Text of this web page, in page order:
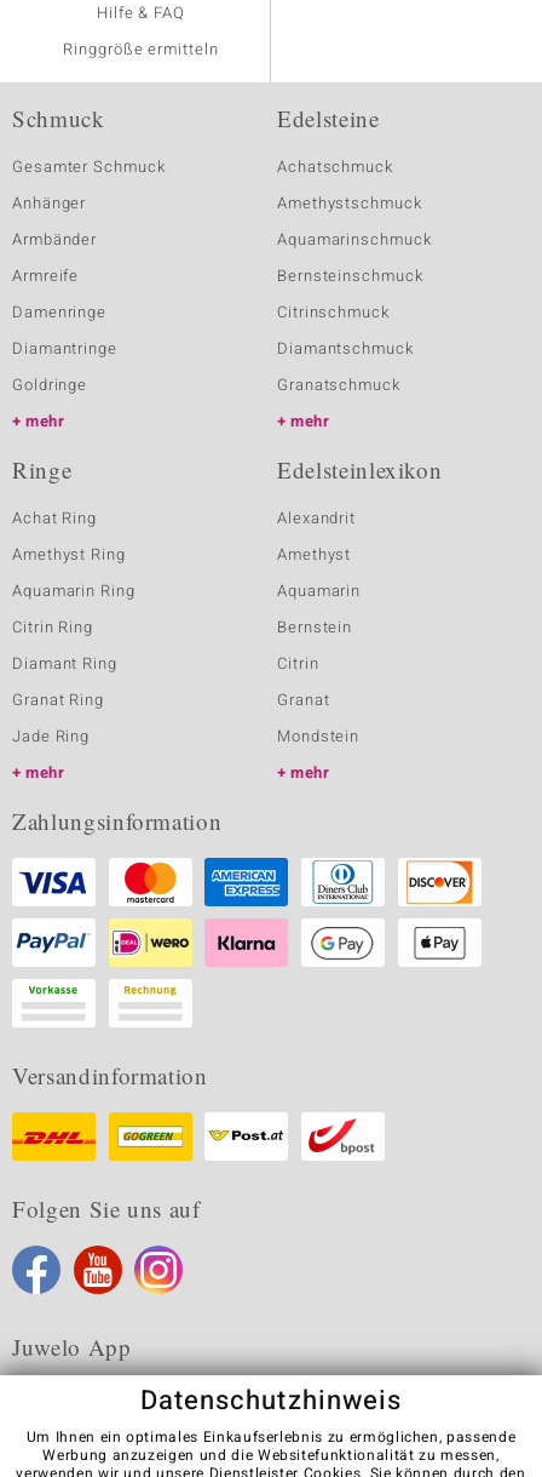
Hilfe & FAQ
Ringgröße ermitteln
Schmuck
Gesamter Schmuck
Anhänger
Armbänder
Armreife
Damenringe
Diamantringe
Goldringe
mehr
Edelsteine
Achatschmuck
Amethystschmuck
Aquamarinschmuck
Bernsteinschmuck
Citrinschmuck
Diamantschmuck
Granatschmuck
mehr
Ringe
Achat Ring
Amethyst Ring
Aquamarin Ring
Citrin Ring
Diamant Ring
Granat Ring
Jade Ring
mehr
Edelsteinlexikon
Alexandrit
Amethyst
Aquamarin
Bernstein
Citrin
Granat
Mondstein
mehr
Zahlungsinformation
Versandinformation
Folgen Sie uns auf
Juwelo App
Datenschutzhinweis
Um Ihnen ein optimales Einkaufserlebnis zu ermöglichen, passende
Werbung anzuzeigen und die Websitefunktionalität zu messen,